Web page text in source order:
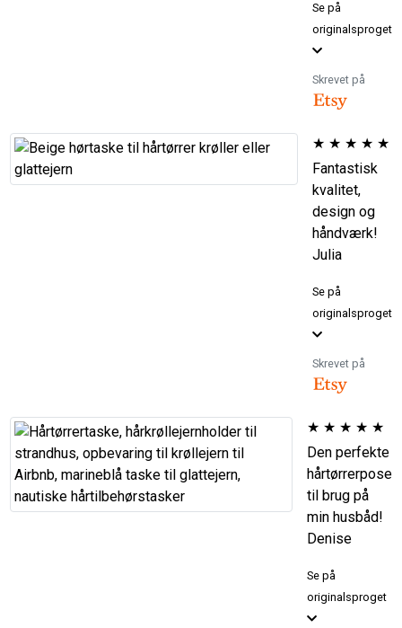
Se på
originalsproget
Skrevet på
★ ★ ★ ★ ★
Fantastisk
kvalitet,
design og
håndværk!
Julia
Se på
originalsproget
Skrevet på
★ ★ ★ ★ ★
Den perfekte
hårtørrerpose
til brug på
min husbåd!
Denise
Se på
originalsproget